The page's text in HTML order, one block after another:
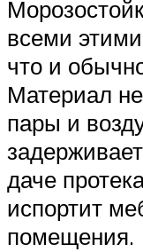
всеми
что и
Материал
пары и
даче
испортит
помещения.